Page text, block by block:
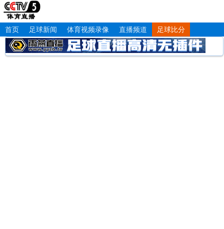
首页 足球新闻 体育视频录像 直播频道 足球比分